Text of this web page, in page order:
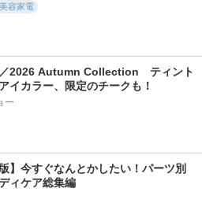
容家電
2026 Autumn Collection　ティント
イカラー、限定のチークも！
ー
】今すぐなんとかしたい！パーツ別
ィケア総集編